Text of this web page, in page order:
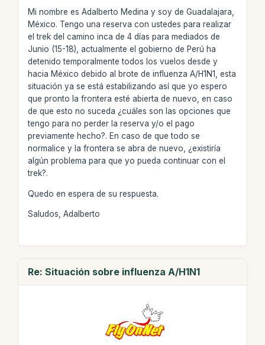
Mi nombre es Adalberto Medina y soy de Guadalajara,
México. Tengo una reserva con ustedes para realizar
el trek del camino inca de 4 días para mediados de
Junio (15-18), actualmente el gobierno de Perú ha
detenido temporalmente todos los vuelos desde y
hacia México debido al brote de influenza A/H1N1, esta
situación ya se está estabilizando así que yo espero
que pronto la frontera esté abierta de nuevo, en caso
de que esto no suceda ¿cuáles son las opciones que
tengo para no perder la reserva y/o el pago
previamente hecho?. En caso de que todo se
normalice y la frontera se abra de nuevo, ¿existiría
algún problema para que yo pueda continuar con el
trek?.
Quedo en espera de su respuesta.
Saludos, Adalberto
Re: Situación sobre influenza A/H1N1